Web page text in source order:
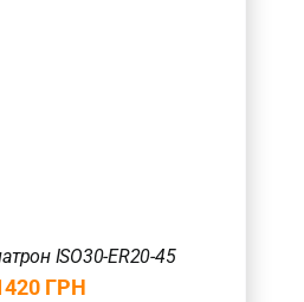
ISO30-ER20-45
ГРН